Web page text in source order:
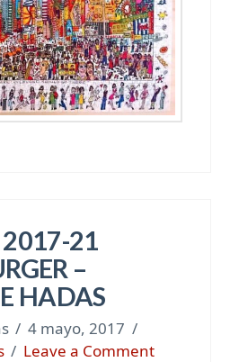
2017-21
–
HADAS
4 mayo, 2017
Leave a Comment